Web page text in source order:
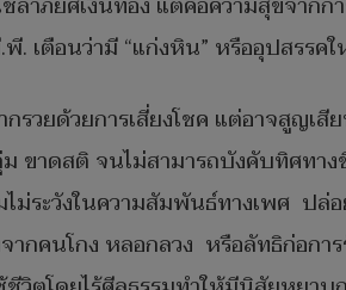
. เตือนว่ามี “แก่งหิน” หรืออุปสรรค
รวยด้วยการเสี่ยงโชค แต่อาจสูญเ
ขาดสติ จนไม่สามารถบังคับทิศทาง
ม่ระวังในความสัมพันธ์ทางเพศ ปล่
กคนโกง หลอกลวง หรือลัทธิก่อกา